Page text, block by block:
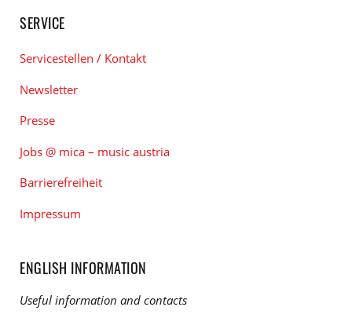
SERVICE
Servicestellen / Kontakt
Newsletter
Presse
Jobs @ mica – music austria
Barrierefreiheit
Impressum
ENGLISH INFORMATION
Useful information and contacts